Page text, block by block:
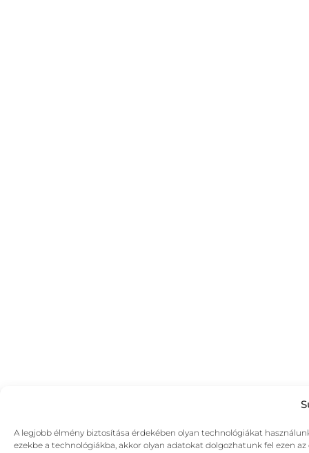
A legjobb élmény biztosítása érdekében olyan technológiákat
ezekbe a technológiákba, akkor olyan adatokat dolgozhatunk fel ezen